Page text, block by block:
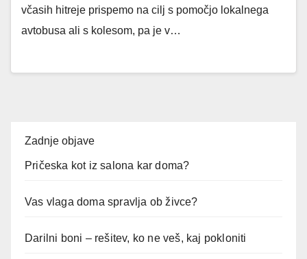
včasih hitreje prispemo na cilj s pomočjo lokalnega
avtobusa ali s kolesom, pa je v…
Zadnje objave
Pričeska kot iz salona kar doma?
Vas vlaga doma spravlja ob živce?
Darilni boni – rešitev, ko ne veš, kaj pokloniti